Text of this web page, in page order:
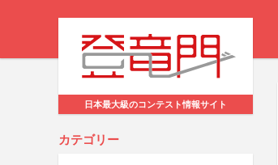
日本最大級のコンテスト情報サイト
カテゴリー